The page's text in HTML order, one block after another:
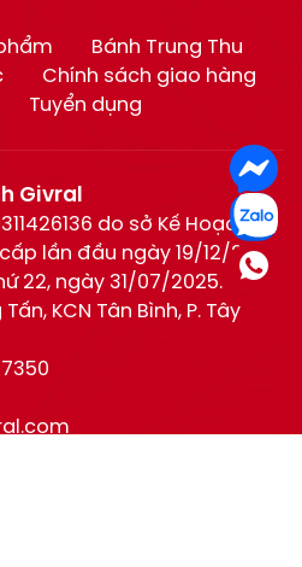
Bánh Trung Thu
Chính sách giao hàng
Tuyển dụng
Givral
do sở Kế Hoạch và
lần đầu ngày 19/12/2011.
22, ngày 31/07/2025.
KCN Tân Bình, P. Tây